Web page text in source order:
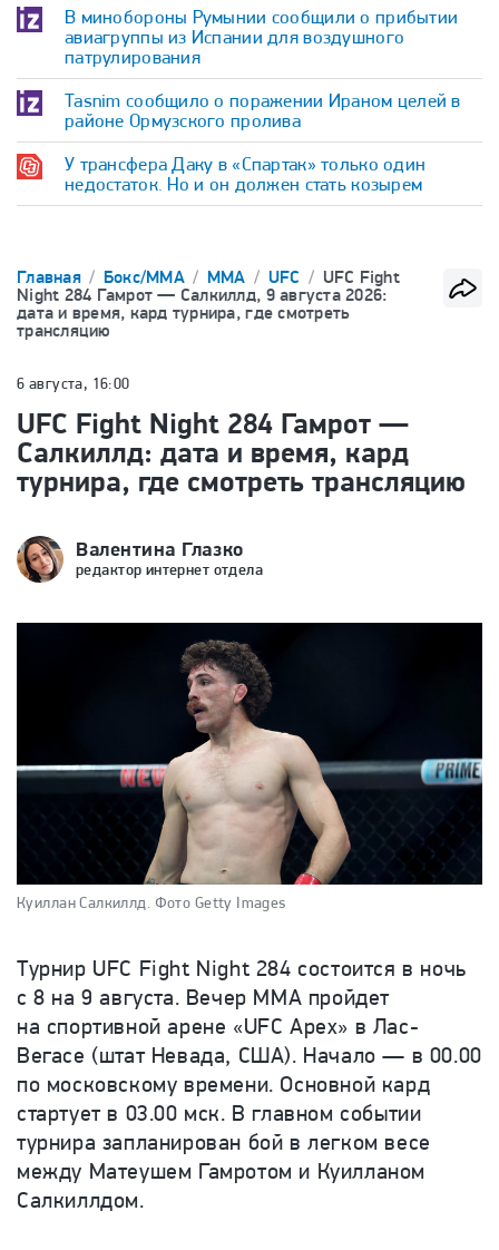
В минобороны Румынии сообщили о прибытии
авиагруппы из Испании для воздушного
патрулирования
Tasnim сообщило о поражении Ираном целей в
районе Ормузского пролива
У трансфера Даку в «Спартак» только один
недостаток. Но и он должен стать козырем
Главная Бокс/ММА ММА UFC
UFC Fight
Night 284 Гамрот — Салкиллд, 9 августа 2026:
дата и время, кард турнира, где смотреть
трансляцию
6 августа, 16:00
UFC Fight Night 284 Гамрот —
Салкиллд: дата и время, кард
турнира, где смотреть трансляцию
Валентина Глазко
редактор интернет отдела
Куиллан Салкиллд. Фото Getty Images
Турнир UFC Fight Night 284 состоится в ночь
с 8 на 9 августа. Вечер ММА пройдет
на спортивной арене «UFC Apex» в Лас-
Вегасе (штат Невада, США). Начало — в 00.00
по московскому времени. Основной кард
стартует в 03.00 мск. В главном событии
турнира запланирован бой в легком весе
между Матеушем Гамротом и Куилланом
Салкиллдом.